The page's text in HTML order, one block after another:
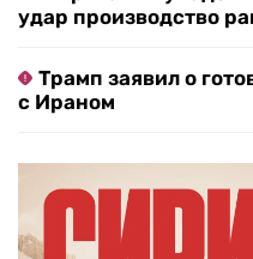
удар производство
Трамп заявил о
с Ираном